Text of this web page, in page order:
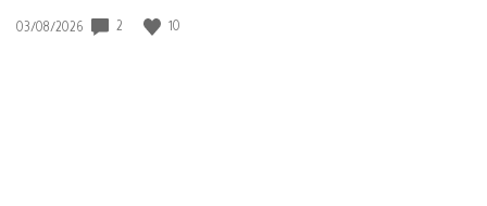
Date
03/08/2026 2 10